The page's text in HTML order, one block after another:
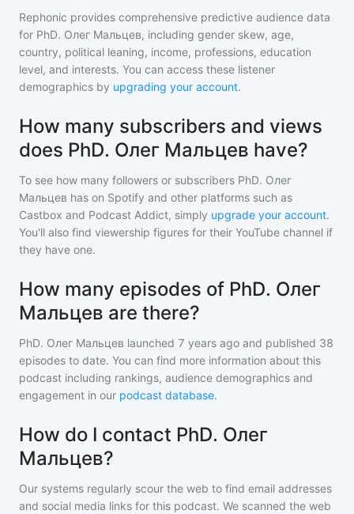
Rephonic provides comprehensive predictive audience data
for PhD. Олег Мальцев, including gender skew, age,
country, political leaning, income, professions, education
level, and interests. You can access these listener
demographics by upgrading your account.
How many subscribers and views
does PhD. Олег Мальцев have?
To see how many followers or subscribers PhD. Олег
Мальцев has on Spotify and other platforms such as
Castbox and Podcast Addict, simply upgrade your account.
You'll also find viewership figures for their YouTube channel if
they have one.
How many episodes of PhD. Олег
Мальцев are there?
PhD. Олег Мальцев launched 7 years ago and published 38
episodes to date. You can find more information about this
podcast including rankings, audience demographics and
engagement in our podcast database.
How do I contact PhD. Олег
Мальцев?
Our systems regularly scour the web to find email addresses
and social media links for this podcast. We scanned the web